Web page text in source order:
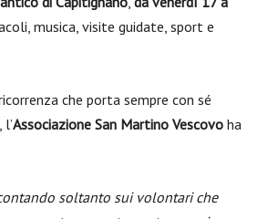
musica, visite guidate, sport e
che porta sempre con sé
Associazione San Martino Vescovo ha
soltanto sui volontari che